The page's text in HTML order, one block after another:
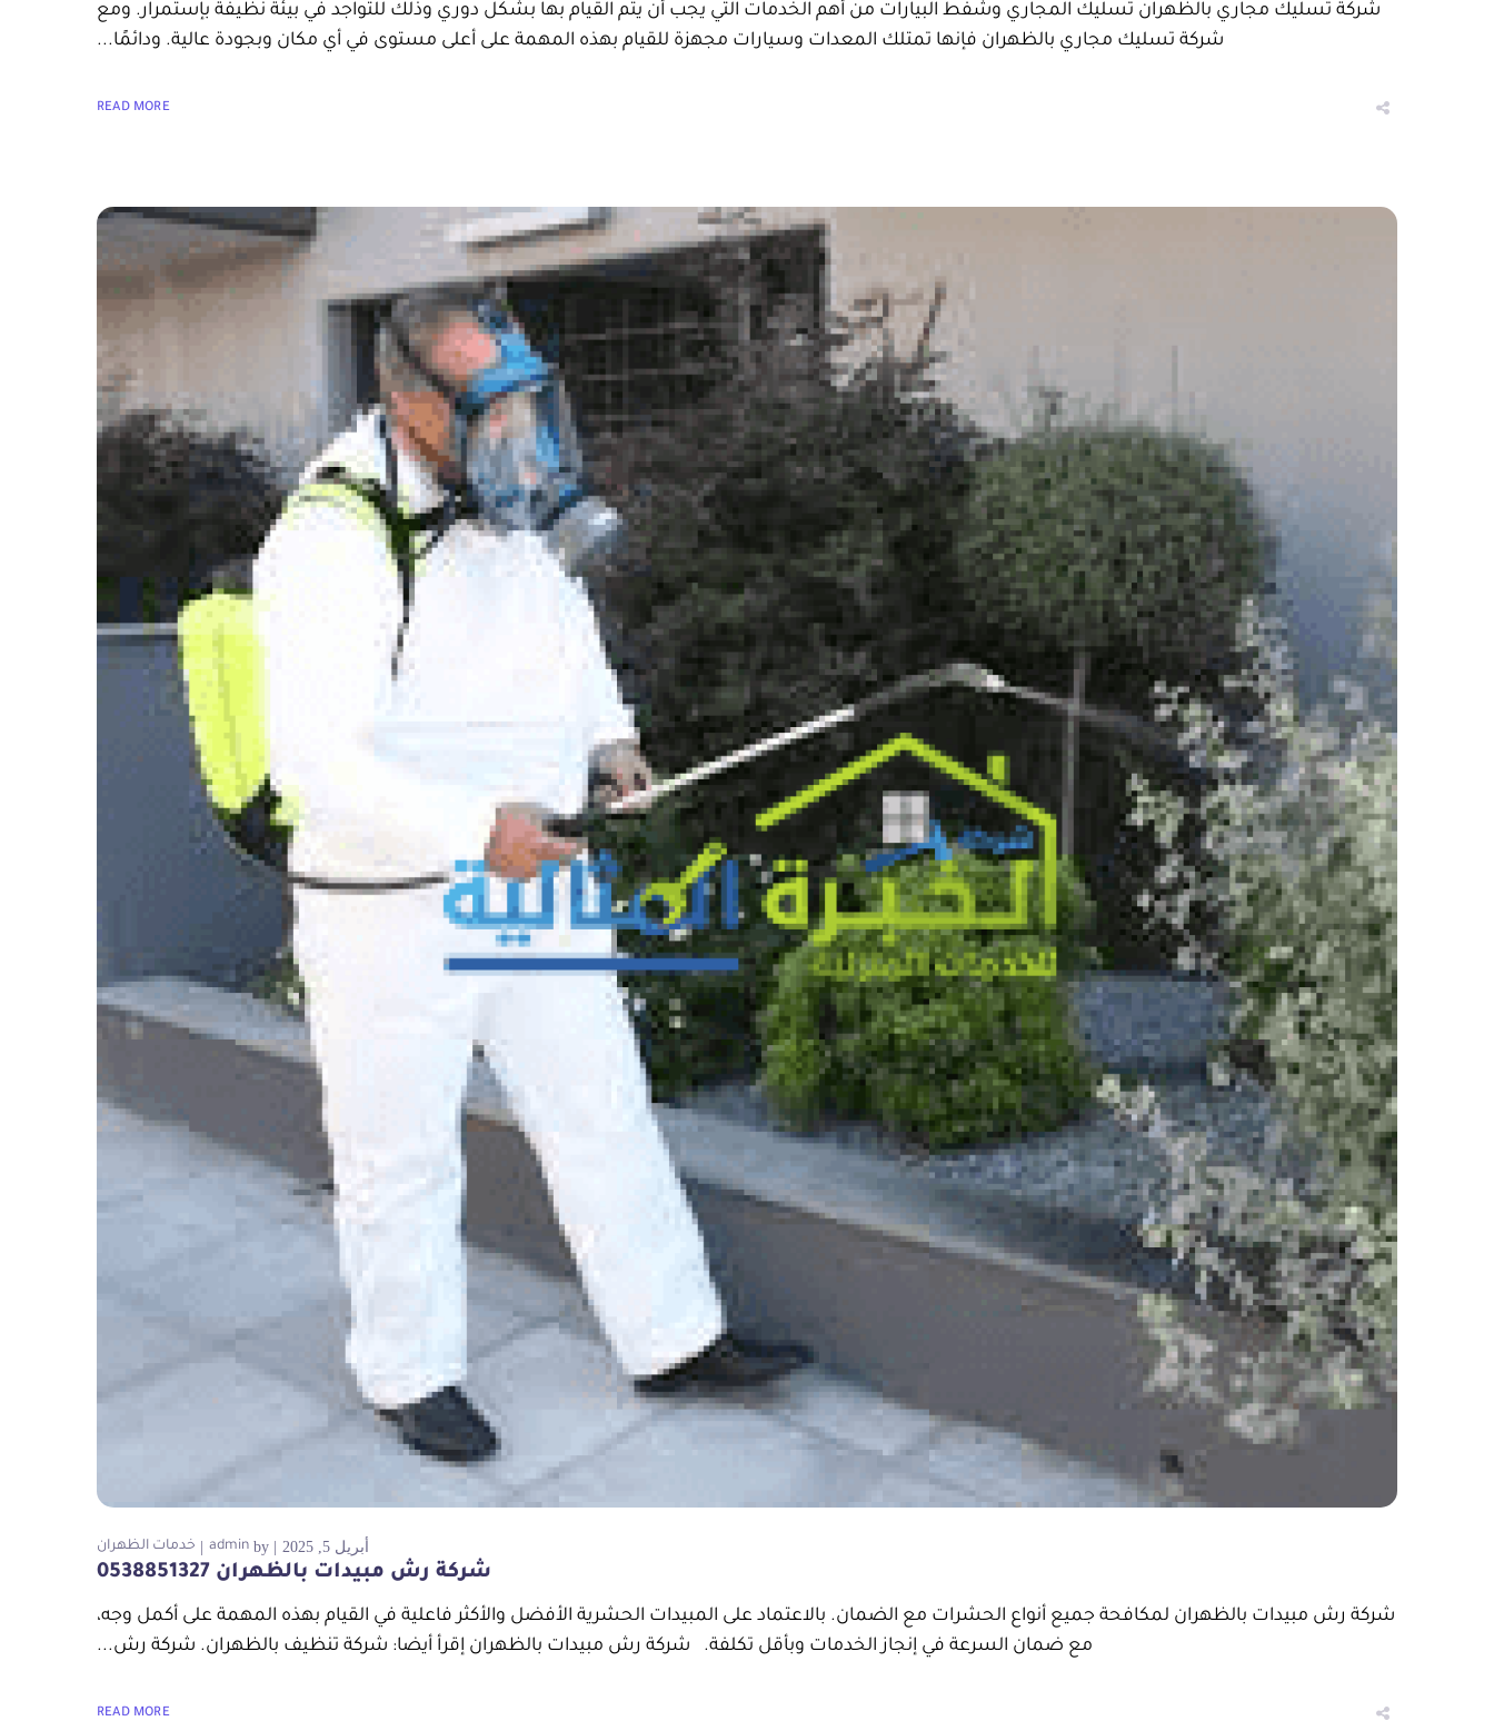
شركة تسليك مجاري بالظهران تسليك المجاري وشفط البيارات من أهم الخدمات التي يجب أن يتم القيام بها بشكل دوري وذلك للتواجد في بيئة نظيفة بإستمرار. ومع
شركة تسليك مجاري بالظهران فإنها تمتلك المعدات وسيارات مجهزة للقيام بهذه المهمة على أعلى مستوى في أي مكان وبجودة عالية. ودائمًا...
READ MORE
أبريل 5, 2025 by
admin خدمات الظهران
شركة رش مبيدات بالظهران 0538851327
شركة رش مبيدات بالظهران لمكافحة جميع أنواع الحشرات مع الضمان. بالاعتماد على المبيدات الحشرية الأفضل والأكثر فاعلية في القيام بهذه المهمة على أكمل وجه،
مع ضمان السرعة في إنجاز الخدمات وبأقل تكلفة. شركة رش مبيدات بالظهران إقرأ أيضا: شركة تنظيف بالظهران. شركة رش...
READ MORE